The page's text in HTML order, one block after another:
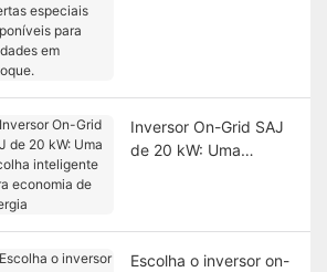
Inversor On-Grid SAJ
de 20 kW: Uma
Escolha o inversor on-